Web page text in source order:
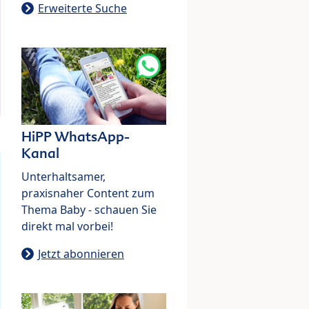
Erweiterte Suche
HiPP WhatsApp-
Kanal
Unterhaltsamer,
praxisnaher Content zum
Thema Baby - schauen Sie
direkt mal vorbei!
Jetzt abonnieren